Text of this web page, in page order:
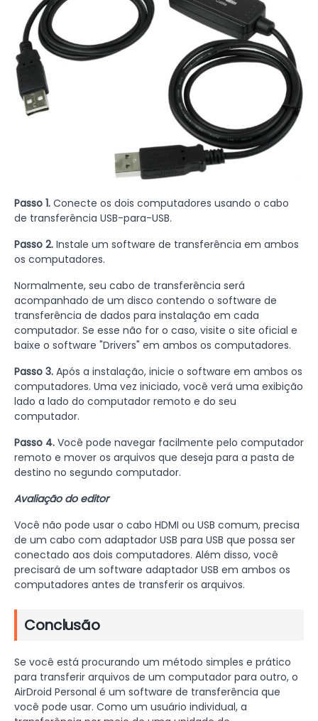
Passo 1. Conecte os dois computadores usando o cabo
de transferência USB-para-USB.
Passo 2. Instale um software de transferência em ambos
os computadores.
Normalmente, seu cabo de transferência será
acompanhado de um disco contendo o software de
transferência de dados para instalação em cada
computador. Se esse não for o caso, visite o site oficial e
baixe o software "Drivers" em ambos os computadores.
Passo 3. Após a instalação, inicie o software em ambos os
computadores. Uma vez iniciado, você verá uma exibição
lado a lado do computador remoto e do seu
computador.
Passo 4. Você pode navegar facilmente pelo computador
remoto e mover os arquivos que deseja para a pasta de
destino no segundo computador.
Avaliação do editor
Você não pode usar o cabo HDMI ou USB comum, precisa
de um cabo com adaptador USB para USB que possa ser
conectado aos dois computadores. Além disso, você
precisará de um software adaptador USB em ambos os
computadores antes de transferir os arquivos.
Conclusão
Se você está procurando um método simples e prático
para transferir arquivos de um computador para outro, o
AirDroid Personal é um software de transferência que
você pode usar. Como um usuário individual, a